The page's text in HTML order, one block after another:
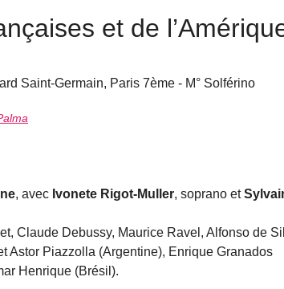
et de
Saint-Germain, Paris 7ème - M° Solférino
, avec Ivonete Rigot-Muller, soprano et
Claude Debussy, Maurice Ravel, Alfonso de
Astor Piazzolla (Argentine), Enrique Granados
Henrique (Brésil).